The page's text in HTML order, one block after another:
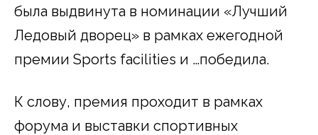
была выдвинута в номинации «Лучший
Ледовый дворец» в рамках ежегодной
премии Sports facilities и …победила.
К слову, премия проходит в рамках
форума и выставки спортивных